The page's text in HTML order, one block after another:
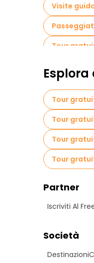
Visite
Tour
Tour
Tour
Tour
Tour
Partner
Iscriviti Al
Società
Destinazioni